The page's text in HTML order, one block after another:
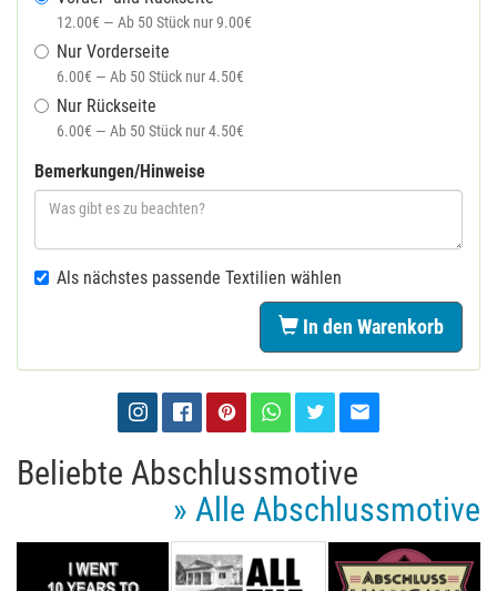
12.00€ — Ab 50 Stück nur 9.00€
Nur Vorderseite
6.00€ — Ab 50 Stück nur 4.50€
Nur Rückseite
6.00€ — Ab 50 Stück nur 4.50€
Bemerkungen/Hinweise
Als nächstes passende Textilien wählen
In den Warenkorb
Beliebte Abschlussmotive
» Alle Abschlussmotive